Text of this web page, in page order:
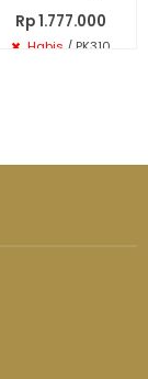
Rp 1.777.000
Habis / PK310